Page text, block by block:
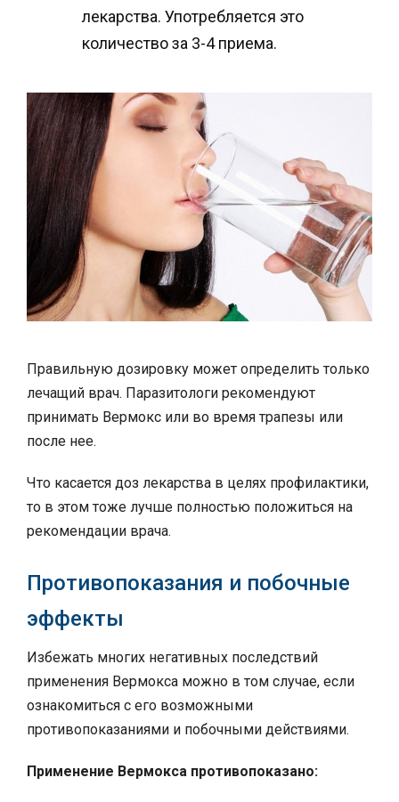
лекарства. Употребляется это
количество за 3-4 приема.
Правильную дозировку может определить только
лечащий врач. Паразитологи рекомендуют
принимать Вермокс или во время трапезы или
после нее.
Что касается доз лекарства в целях профилактики,
то в этом тоже лучше полностью положиться на
рекомендации врача.
Противопоказания и побочные
эффекты
Избежать многих негативных последствий
применения Вермокса можно в том случае, если
ознакомиться с его возможными
противопоказаниями и побочными действиями.
Применение Вермокса противопоказано: